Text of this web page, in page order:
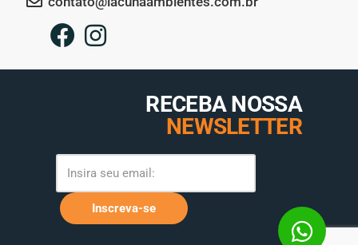
RECEBA NOSSA
NEWSLETTER